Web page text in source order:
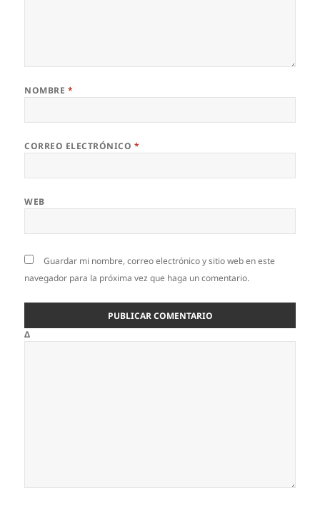
NOMBRE *
CORREO ELECTRÓNICO *
WEB
Guardar mi nombre, correo electrónico y sitio web en este
navegador para la próxima vez que haga un comentario.
Δ